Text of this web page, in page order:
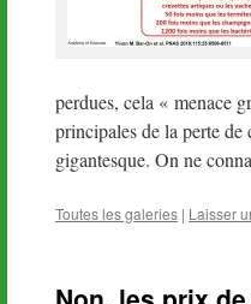
perdues, cela « menace
principales de la perte
gigantesque. On ne
Toutes les galeries | Laisser